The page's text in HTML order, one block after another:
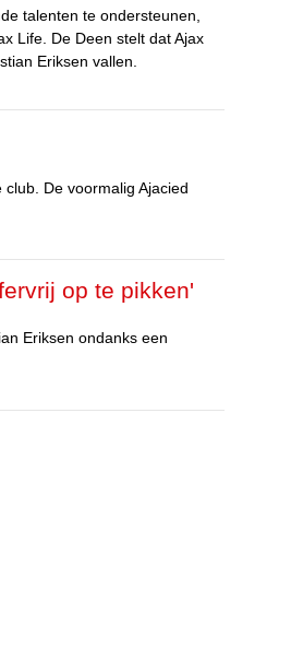
talenten te ondersteunen,
Life. De Deen stelt dat Ajax
Eriksen vallen.
De voormalig Ajacied
op te pikken'
Eriksen ondanks een